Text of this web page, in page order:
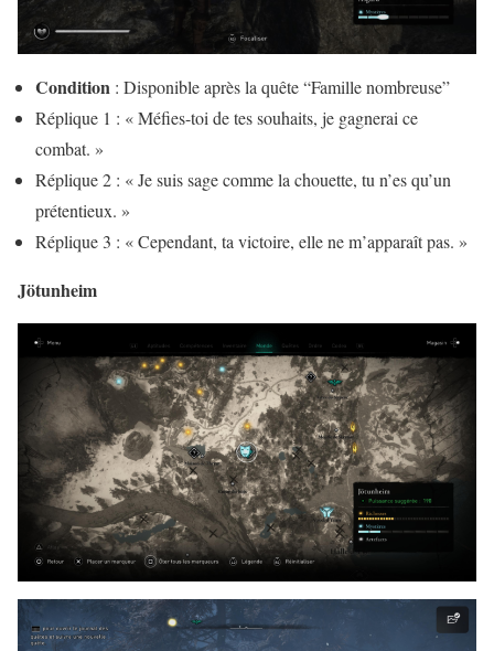
Condition : Disponible après la quête “Famille nombreuse”
Réplique 1 : « Méfies-toi de tes souhaits, je gagnerai ce
combat. »
Réplique 2 : « Je suis sage comme la chouette, tu n’es qu’un
prétentieux. »
Réplique 3 : « Cependant, ta victoire, elle ne m’apparaît pas. »
Jötunheim